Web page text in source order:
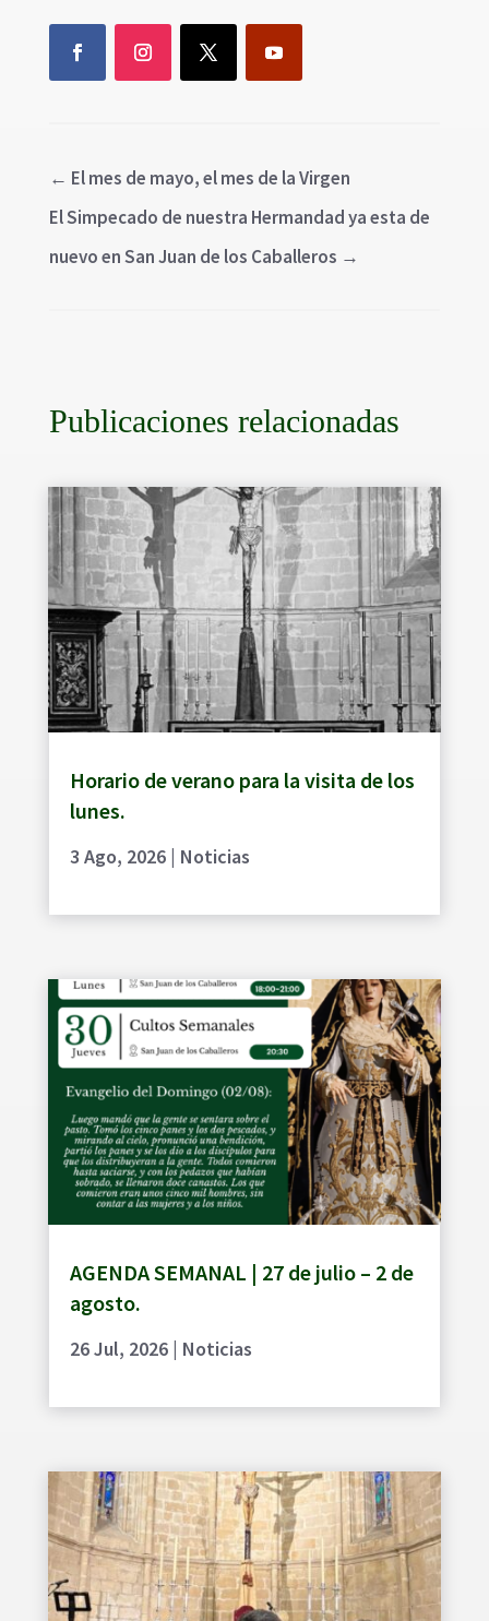
← El mes de mayo, el mes de la Virgen
El Simpecado de nuestra Hermandad ya esta de
nuevo en San Juan de los Caballeros →
Publicaciones relacionadas
Horario de verano para la visita de los
lunes.
3 Ago, 2026| Noticias
AGENDA SEMANAL | 27 de julio – 2 de
agosto.
26 Jul, 2026| Noticias